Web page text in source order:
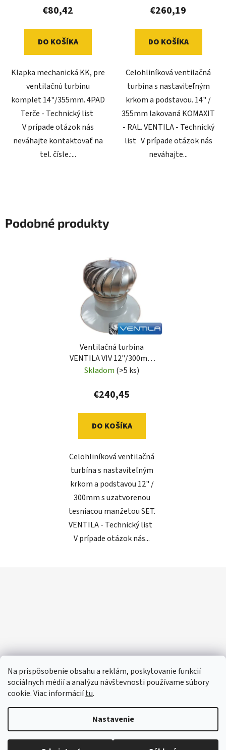
Na prispôsobenie obsahu a reklám, poskytovanie funkcií
sociálnych médií a analýzu návštevnosti používame súbory
cookie. Viac informáciítu.
Nastavenie
€80,42
DO KOŠÍKA
Klapka mechanická KK, pre
ventilačnú turbínu
komplet 14"/355mm. 4PAD
Terče - Technický list
V prípade otázok nás
neváhajte kontaktovať na
tel. čísle.:...
€260,19
DO KOŠÍKA
Celohliníková ventilačná
turbína s nastaviteľným
krkom a podstavou. 14" /
355mm lakovaná KOMAXIT
- RAL. VENTILA - Technický
list V prípade otázok nás
neváhajte...
Podobné produkty
Ventilačná turbína
VENTILA VIV 12"/300mm
s tesniacou manžetou
Skladom (>5 ks)
€240,45
DO KOŠÍKA
Celohliníková ventilačná
turbína s nastaviteľným
krkom a podstavou 12" /
300mm s uzatvorenou
tesniacou manžetou SET.
VENTILA - Technický list
V prípade otázok nás...
e
Vytvoril Shoptet